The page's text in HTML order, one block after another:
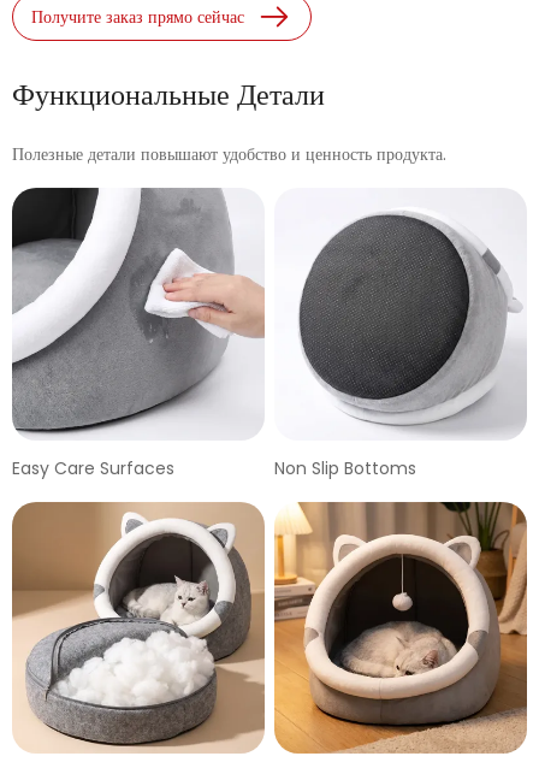
Получите заказ прямо сейчас
Функциональные Детали
Полезные детали повышают удобство и ценность продукта.
Easy Care Surfaces Non Slip Bottoms